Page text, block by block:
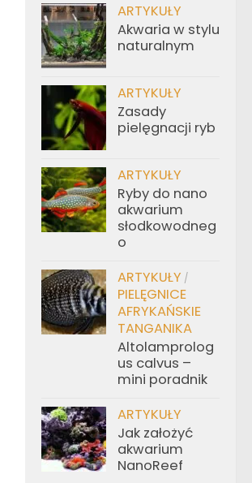
ARTYKUŁY
Akwaria w stylu
naturalnym
ARTYKUŁY
Zasady
pielęgnacji ryb
ARTYKUŁY
Ryby do nano
akwarium
słodkowodneg
o
ARTYKUŁY /
PIELĘGNICE
AFRYKAŃSKIE
TANGANIKA
Altolamprolog
us calvus –
mini poradnik
ARTYKUŁY
Jak założyć
akwarium
NanoReef